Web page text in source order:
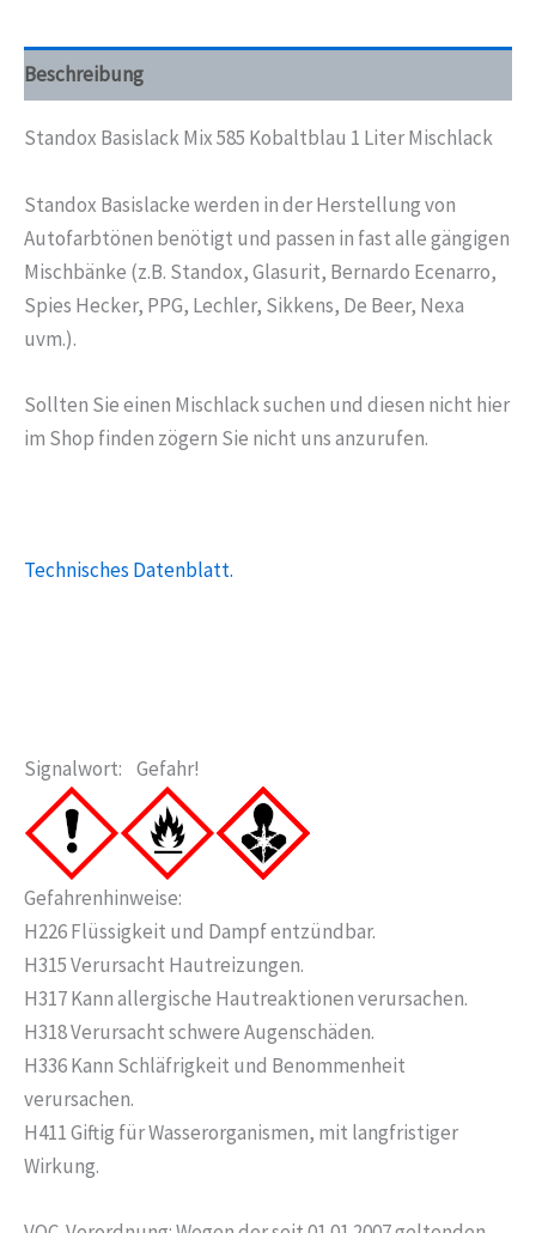
Mischlack
Menge
Beschreibung
Standox Basislack Mix 585 Kobaltblau 1 Liter Mischlack
Standox Basislacke werden in der Herstellung von
Autofarbtönen benötigt und passen in fast alle gängigen
Mischbänke (z.B. Standox, Glasurit, Bernardo Ecenarro,
Spies Hecker, PPG, Lechler, Sikkens, De Beer, Nexa
uvm.).
Sollten Sie einen Mischlack suchen und diesen nicht hier
im Shop finden zögern Sie nicht uns anzurufen.
Technisches Datenblatt.
Signalwort: Gefahr!
Gefahrenhinweise:
H226 Flüssigkeit und Dampf entzündbar.
H315 Verursacht Hautreizungen.
H317 Kann allergische Hautreaktionen verursachen.
H318 Verursacht schwere Augenschäden.
H336 Kann Schläfrigkeit und Benommenheit
verursachen.
H411 Giftig für Wasserorganismen, mit langfristiger
Wirkung.